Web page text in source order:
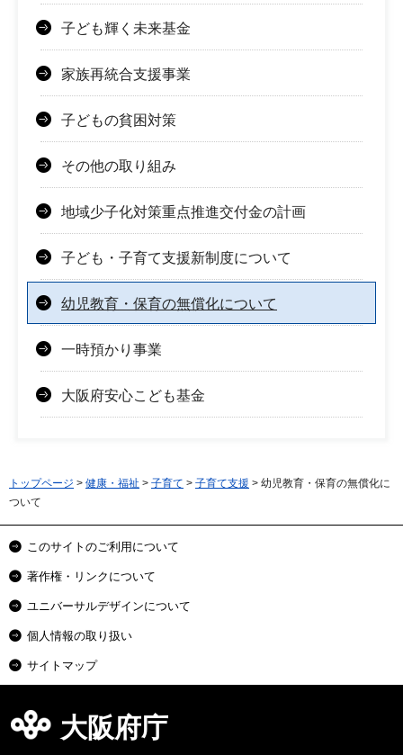
子ども輝く未来基金
家族再統合支援事業
子どもの貧困対策
その他の取り組み
地域少子化対策重点推進交付金の計画
子ども・子育て支援新制度について
幼児教育・保育の無償化について
一時預かり事業
大阪府安心こども基金
トップページ > 健康・福祉 > 子育て > 子育て支援 > 幼児教育・保育の無償化に
ついて
このサイトのご利用について
著作権・リンクについて
ユニバーサルデザインについて
個人情報の取り扱い
サイトマップ
大阪府庁